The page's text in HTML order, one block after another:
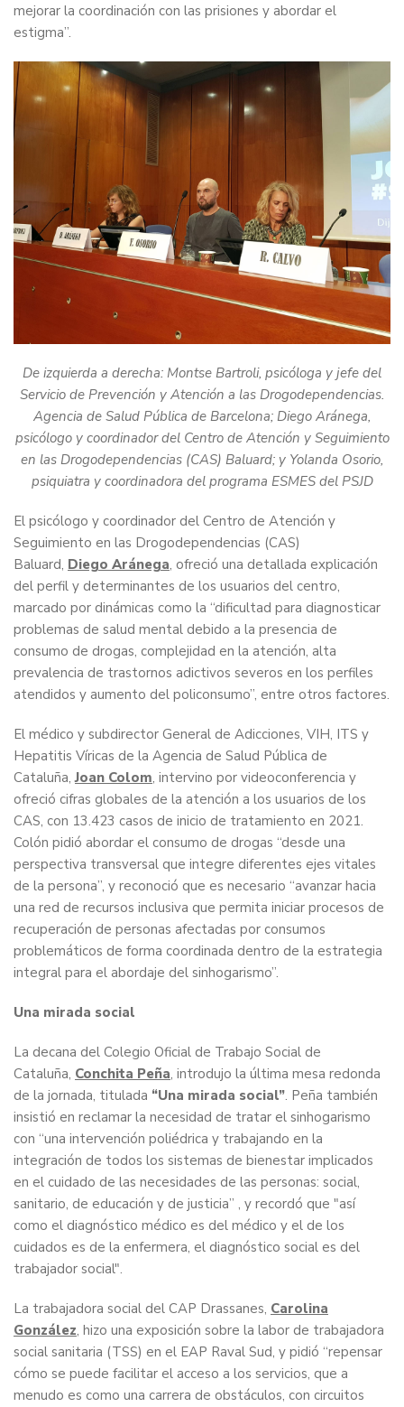
mejorar la coordinación con las prisiones y abordar el
estigma”.
De izquierda a derecha: Montse Bartroli, psicóloga y jefe del
Servicio de Prevención y Atención a las Drogodependencias.
Agencia de Salud Pública de Barcelona; Diego Aránega,
psicólogo y coordinador del Centro de Atención y Seguimiento
en las Drogodependencias (CAS) Baluard; y Yolanda Osorio,
psiquiatra y coordinadora del programa ESMES del PSJD
El psicólogo y coordinador del Centro de Atención y
Seguimiento en las Drogodependencias (CAS)
Baluard, Diego Aránega, ofreció una detallada explicación
del perfil y determinantes de los usuarios del centro,
marcado por dinámicas como la “dificultad para diagnosticar
problemas de salud mental debido a la presencia de
consumo de drogas, complejidad en la atención, alta
prevalencia de trastornos adictivos severos en los perfiles
atendidos y aumento del policonsumo”, entre otros factores.
El médico y subdirector General de Adicciones, VIH, ITS y
Hepatitis Víricas de la Agencia de Salud Pública de
Cataluña,Joan Colom, intervino por videoconferencia y
ofreció cifras globales de la atención a los usuarios de los
CAS, con 13.423 casos de inicio de tratamiento en 2021.
Colón pidió abordar el consumo de drogas “desde una
perspectiva transversal que integre diferentes ejes vitales
de la persona”, y reconoció que es necesario “avanzar hacia
una red de recursos inclusiva que permita iniciar procesos de
recuperación de personas afectadas por consumos
problemáticos de forma coordinada dentro de la estrategia
integral para el abordaje del sinhogarismo”.
Una mirada social
La decana del Colegio Oficial de Trabajo Social de
Cataluña, Conchita Peña, introdujo la última mesa redonda
de la jornada, titulada “Una mirada social”. Peña también
insistió en reclamar la necesidad de tratar el sinhogarismo
con “una intervención poliédrica y trabajando en la
integración de todos los sistemas de bienestar implicados
en el cuidado de las necesidades de las personas: social,
sanitario, de educación y de justicia” , y recordó que "así
como el diagnóstico médico es del médico y el de los
cuidados es de la enfermera, el diagnóstico social es del
trabajador social".
La trabajadora social del CAP Drassanes, Carolina
González, hizo una exposición sobre la labor de trabajadora
social sanitaria (TSS) en el EAP Raval Sud, y pidió “repensar
cómo se puede facilitar el acceso a los servicios, que a
menudo es como una carrera de obstáculos, con circuitos